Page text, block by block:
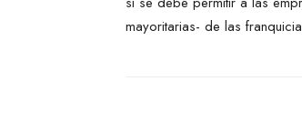
mayoritarias- de las